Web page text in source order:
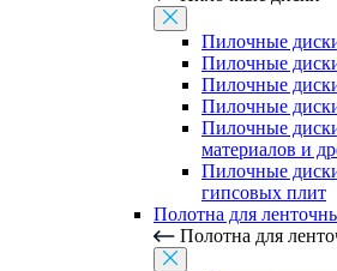
Пилочные
Пилочные
Пилочные
Пилочные
Пилочные
материалов и
Пилочные
гипсовых плит
Полотна для
Полотна для